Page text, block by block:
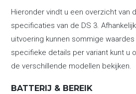
Hieronder vindt u een overzicht van
specificaties van de DS 3.
uitvoering kunnen sommige
specifieke details per variant kunt u
de verschillende modellen bekijken.
BATTERIJ & BEREIK